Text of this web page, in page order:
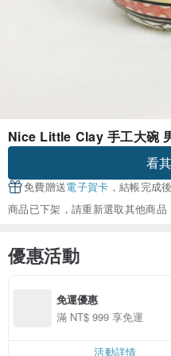
Nice Little Clay 手工大碗
看
免費贈送電子賀卡 ，結帳完成
商品已下架，請重新選取其他商品
優惠活動
免運優惠
滿 NT$ 999 享免運
活動詳情